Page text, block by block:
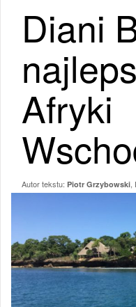
Diani
Afryki
Autor tekstu: Piotr Grzybowski